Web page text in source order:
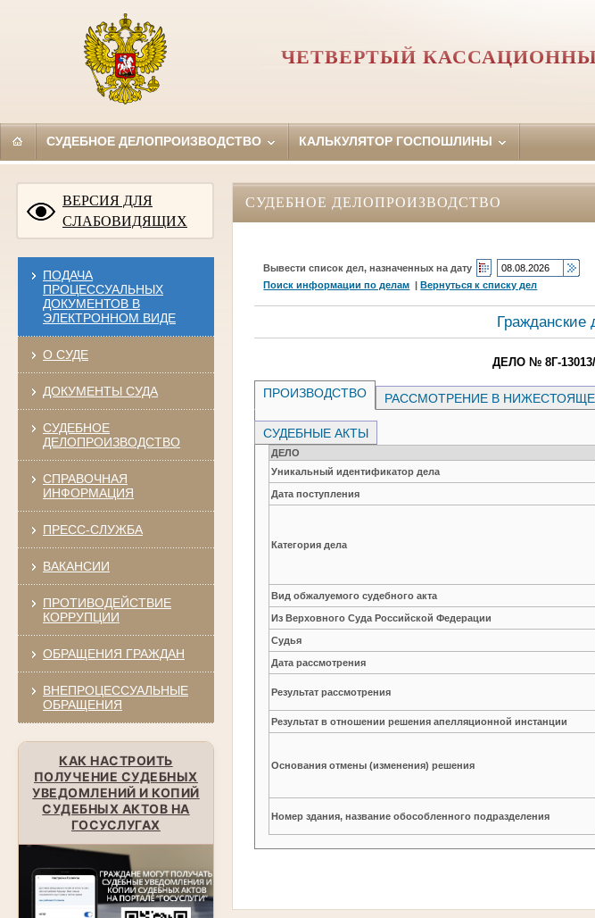
ЧЕТВЕРТЫЙ
СУДЕБНОЕ ДЕЛОПРОИЗВОДСТВО КАЛЬКУЛЯТОР ГОСПОШЛИНЫ
ВЕРСИЯ ДЛЯ
СЛАБОВИДЯЩИХ
ПОДАЧА
ПРОЦЕССУАЛЬНЫХ
ДОКУМЕНТОВ В
ЭЛЕКТРОННОМ ВИДЕ
О СУДЕ
ДОКУМЕНТЫ СУДА
СУДЕБНОЕ
ДЕЛОПРОИЗВОДСТВО
СПРАВОЧНАЯ
ИНФОРМАЦИЯ
ПРЕСС-СЛУЖБА
ВАКАНСИИ
ПРОТИВОДЕЙСТВИЕ
КОРРУПЦИИ
ОБРАЩЕНИЯ ГРАЖДАН
ВНЕПРОЦЕССУАЛЬНЫЕ
ОБРАЩЕНИЯ
КАК НАСТРОИТЬ
ПОЛУЧЕНИЕ СУДЕБНЫХ
УВЕДОМЛЕНИЙ И КОПИЙ
СУДЕБНЫХ АКТОВ НА
ГОСУСЛУГАХ
СУДЕБНОЕ ДЕЛОПРОИЗВОДСТВО
Вывести список дел, назначенных на дату
Поиск информации по делам |Вернуться к списку дел
Гражданские
ДЕЛО № 8Г-13013/
ПРОИЗВОДСТВО РАССМОТРЕНИЕ В
СУДЕБНЫЕ АКТЫ
ДЕЛО
Уникальный идентификатор дела
Дата поступления
Категория дела
Вид обжалуемого судебного акта
Из Верховного Суда Российской Федерации
Судья
Дата рассмотрения
Результат рассмотрения
Результат в отношении решения апелляционной инстанции
Основания отмены (изменения) решения
Номер здания, название обособленного подразделения